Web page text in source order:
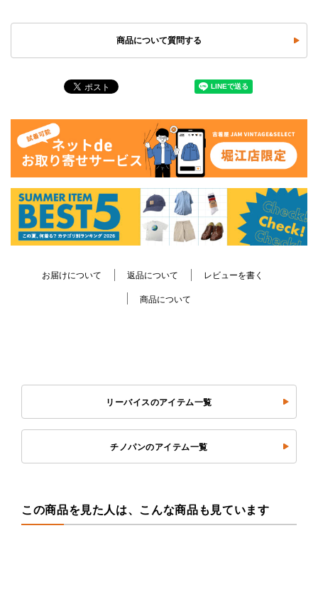
商品について質問する
お届けについて 返品について レビューを書く
商品について
リーバイスのアイテム一覧
チノパンのアイテム一覧
この商品を見た人は、こんな商品も見ています